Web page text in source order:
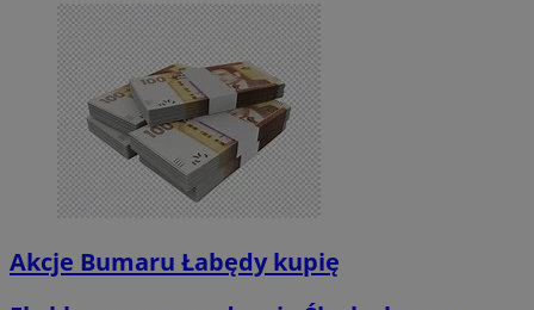
Akcje Bumaru Łabędy kupię